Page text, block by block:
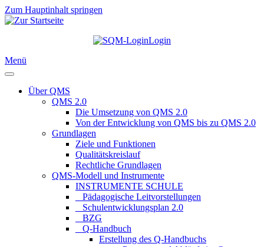
Zum Hauptinhalt springen
Login
Menü
Über QMS
QMS 2.0
Die Umsetzung von QMS 2.0
Von der Entwicklung von QMS bis zu QMS 2.0
Grundlagen
Ziele und Funktionen
Qualitätskreislauf
Rechtliche Grundlagen
QMS-Modell und Instrumente
INSTRUMENTE SCHULE
_ Pädagogische Leitvorstellungen
_ Schulentwicklungsplan 2.0
_ BZG
_ Q-Handbuch
Erstellung des Q-Handbuchs